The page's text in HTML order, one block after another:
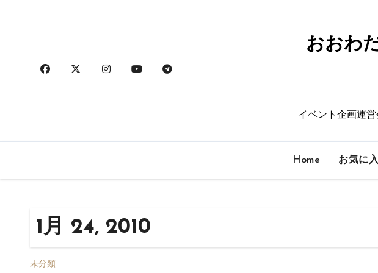
おおわ
イベント企画運
Home お気に
1月 24, 2010
未分類